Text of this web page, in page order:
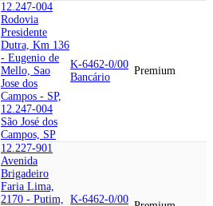
12.247-004
Rodovia
Presidente
Dutra, Km 136
- Eugenio de
Mello, Sao
Jose dos
Campos - SP,
12.247-004
São José dos
Campos, SP
K-6462-0/00
Bancário
Premium
12.227-901
Avenida
Brigadeiro
Faria Lima,
2170 - Putim,
K-6462-0/00